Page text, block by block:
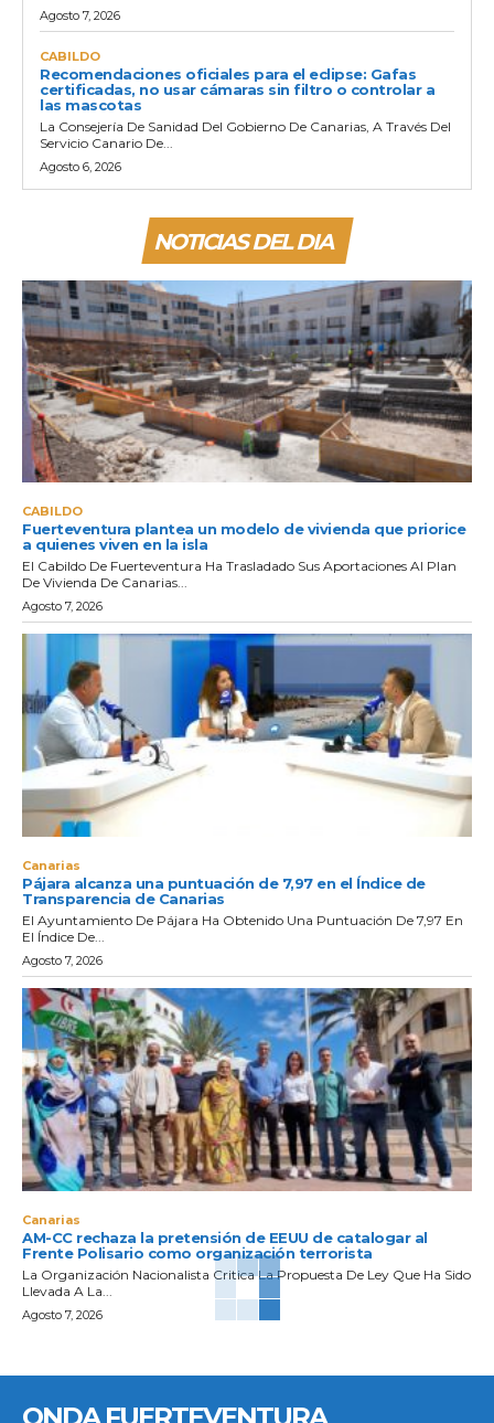
Agosto 7, 2026
CABILDO
Recomendaciones oficiales para el eclipse: Gafas
certificadas, no usar cámaras sin filtro o controlar a
las mascotas
La Consejería De Sanidad Del Gobierno De Canarias, A Través Del
Servicio Canario De...
Agosto 6, 2026
NOTICIAS DEL DIA
CABILDO
Fuerteventura plantea un modelo de vivienda que priorice
a quienes viven en la isla
El Cabildo De Fuerteventura Ha Trasladado Sus Aportaciones Al Plan
De Vivienda De Canarias...
Agosto 7, 2026
Canarias
Pájara alcanza una puntuación de 7,97 en el Índice de
Transparencia de Canarias
El Ayuntamiento De Pájara Ha Obtenido Una Puntuación De 7,97 En
El Índice De...
Agosto 7, 2026
Canarias
AM-CC rechaza la pretensión de EEUU de catalogar al
Frente Polisario como organización terrorista
La Organización Nacionalista Critica La Propuesta De Ley Que Ha Sido
Llevada A La...
Agosto 7, 2026
ONDA FUERTEVENTURA